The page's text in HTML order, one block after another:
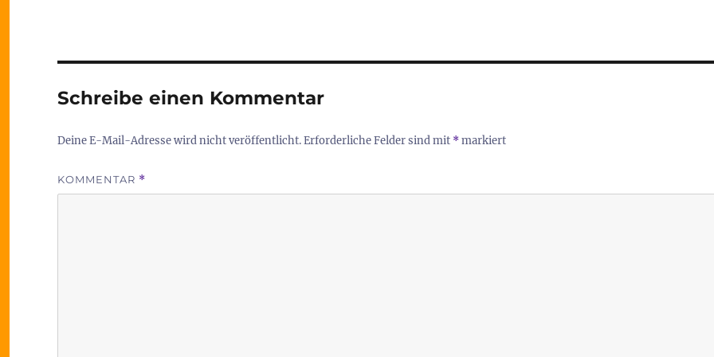
Schreibe einen Kommentar
Deine E-Mail-Adresse wird nicht veröffentlicht.Erforderliche Felder sind mit *markiert
KOMMENTAR *